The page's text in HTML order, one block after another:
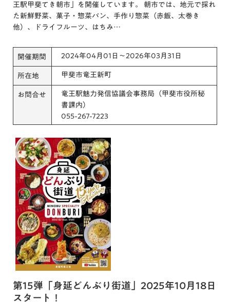
王駅甲斐てき朝市」を開催しています。 朝市では、地元で採れ
た新鮮野菜、菓子・惣菜パン、手作り惣菜（赤飯、太巻き
他）、ドライフルーツ、はちみ…
開催期間 2024年04月01日～2026年03月31日
所在地 甲斐市竜王新町
お問合せ
竜王駅魅力発信協議会事務局（甲斐市役所秘
書課内）
055-267-7223
第15弾「身延どんぶり街道」2025年10月18日
スタート！